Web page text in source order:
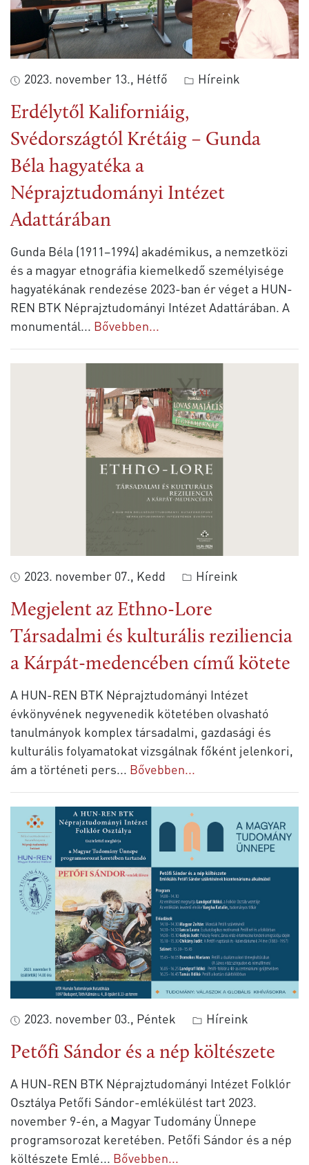
2023. november 13., Hétfő Híreink
Erdélytől Kaliforniáig,
Svédországtól Krétáig – Gunda
Béla hagyatéka a
Néprajztudományi Intézet
Adattárában
Gunda Béla (1911–1994) akadémikus, a nemzetközi
és a magyar etnográfia kiemelkedő személyisége
hagyatékának rendezése 2023-ban ér véget a HUN-
REN BTK Néprajztudományi Intézet Adattárában. A
monumentál... Bővebben...
2023. november 07., Kedd Híreink
Megjelent az Ethno-Lore
Társadalmi és kulturális reziliencia
a Kárpát-medencében című kötete
A HUN-REN BTK Néprajztudományi Intézet
évkönyvének negyvenedik kötetében olvasható
tanulmányok komplex társadalmi, gazdasági és
kulturális folyamatokat vizsgálnak főként jelenkori,
ám a történeti pers... Bővebben...
2023. november 03., Péntek Híreink
Petőfi Sándor és a nép költészete
A HUN-REN BTK Néprajztudományi Intézet Folklór
Osztálya Petőfi Sándor-emlékülést tart 2023.
november 9-én, a Magyar Tudomány Ünnepe
programsorozat keretében. Petőfi Sándor és a nép
költészete Emlé... Bővebben...